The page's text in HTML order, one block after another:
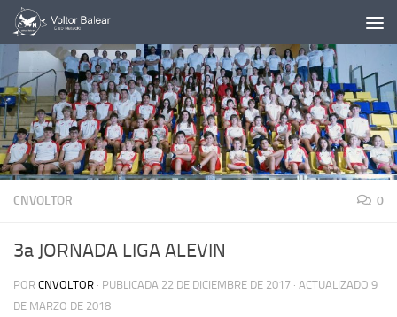
Saltar al contenido
CNVOLTOR 0
3a JORNADA LIGA ALEVIN
POR CNVOLTOR · PUBLICADA 22 DE DICIEMBRE DE 2017 · ACTUALIZADO 9
DE MARZO DE 2018